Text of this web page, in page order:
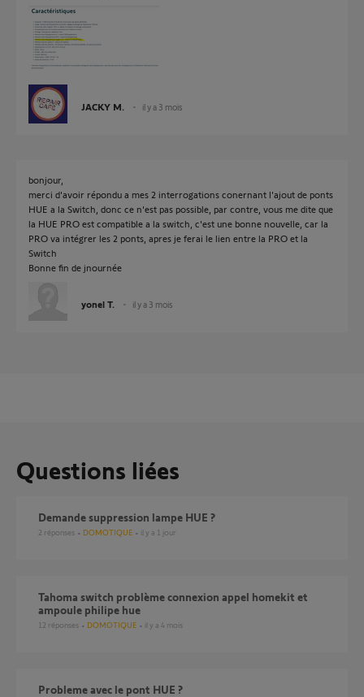
JACKY M. il y a 3 mois
bonjour,
merci d'avoir répondu a mes 2 interrogations conernant l'ajout de ponts
HUE a la Switch, donc ce n'est pas possible, par contre, vous me dite que
la HUE PRO est compatible a la switch, c'est une bonne nouvelle, car la
PRO va intégrer les 2 ponts, apres je ferai le lien entre la PRO et la
Switch
Bonne fin de jnournée
yonel T. il y a 3 mois
Questions liées
Demande suppression lampe HUE ?
2 réponses DOMOTIQUE il y a 1 jour
Tahoma switch problème connexion appel homekit et
ampoule philipe hue
12 réponses DOMOTIQUE il y a 4 mois
probleme avec le pont HUE ?